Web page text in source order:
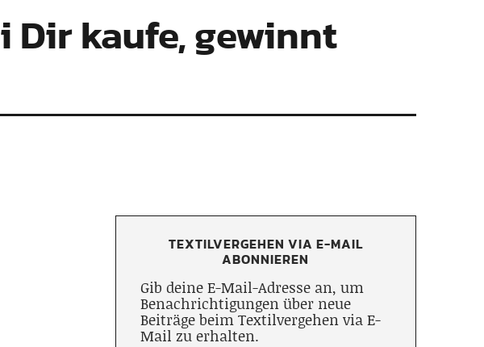
Dir kaufe, gewinnt
TEXTILVERGEHEN VIA E-MAIL
ABONNIEREN
Gib deine E-Mail-Adresse an, um
Benachrichtigungen über neue
Beiträge beim Textilvergehen via E-
Mail zu erhalten.